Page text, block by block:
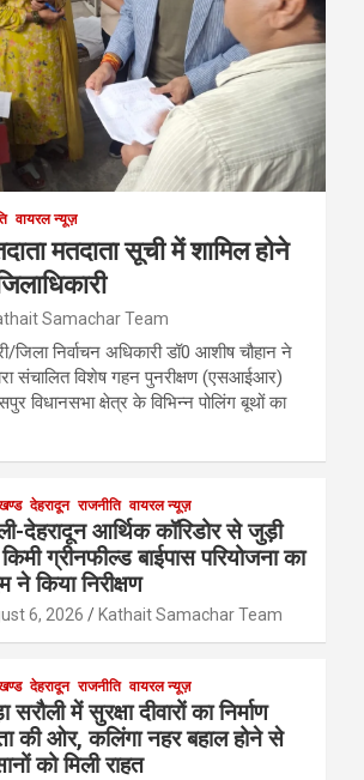
वायरल न्यूज़
मतदाता सूची में शामिल होने
Samachar Team
जिला निर्वाचन अधिकारी डॉ0 आशीष चौहान ने
संचालित विशेष गहन पुनरीक्षण (एसआईआर)
विधानसभा क्षेत्र के विभिन्न पोलिंग बूथों का
देहरादून राजनीति वायरल न्यूज़
देहरादून आर्थिक कॉरिडोर से जुड़ी
ग्रीनफील्ड बाईपास परियोजना का
ने किया निरीक्षण
6, 2026 Kathait Samachar Team
देहरादून राजनीति वायरल न्यूज़
सरौली में सुरक्षा दीवारों का निर्माण
की ओर, कलिंगा नहर बहाल होने से
को मिली राहत